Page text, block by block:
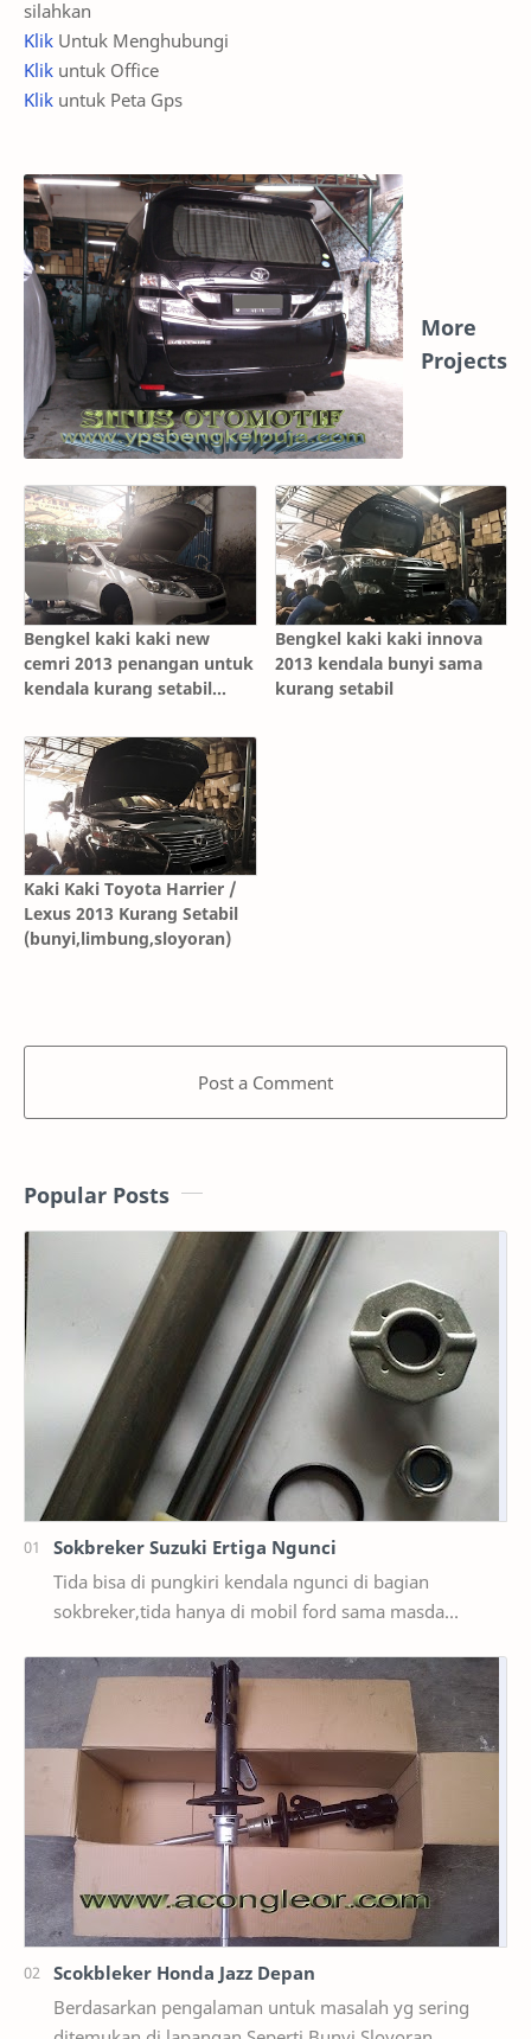
silahkan
Klik Untuk Menghubungi
Klik untuk Office
Klik untuk Peta Gps
More
Projects
Bengkel kaki kaki new
cemri 2013 penangan untuk
kendala kurang setabil
Bengkel kaki kaki innova
2013 kendala bunyi sama
kurang setabil
Kaki Kaki Toyota Harrier /
Lexus 2013 Kurang Setabil
(bunyi,limbung,sloyoran)
Post a Comment
Popular Posts
Sokbreker Suzuki Ertiga Ngunci
Tida bisa di pungkiri kendala ngunci di bagian
sokbreker,tida hanya di mobil ford sama masda
Scokbleker Honda Jazz Depan
Berdasarkan pengalaman untuk masalah yg sering